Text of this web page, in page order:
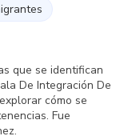
que se identifican
De Integración De
cómo se
Fue